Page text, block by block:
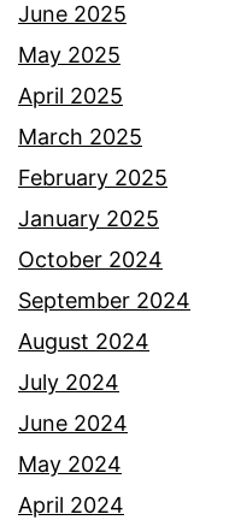
June 2025
May 2025
April 2025
March 2025
February 2025
January 2025
October 2024
September 2024
August 2024
July 2024
June 2024
May 2024
April 2024